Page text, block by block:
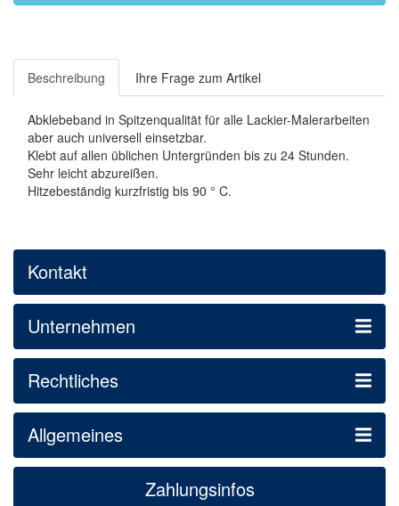
Beschreibung Ihre Frage zum Artikel
Abklebeband in Spitzenqualität für alle Lackier-Malerarbeiten
aber auch universell einsetzbar.
Klebt auf allen üblichen Untergründen bis zu 24 Stunden.
Sehr leicht abzureißen.
Hitzebeständig kurzfristig bis 90 ° C.
Kontakt
Unternehmen
Rechtliches
Allgemeines
Zahlungsinfos